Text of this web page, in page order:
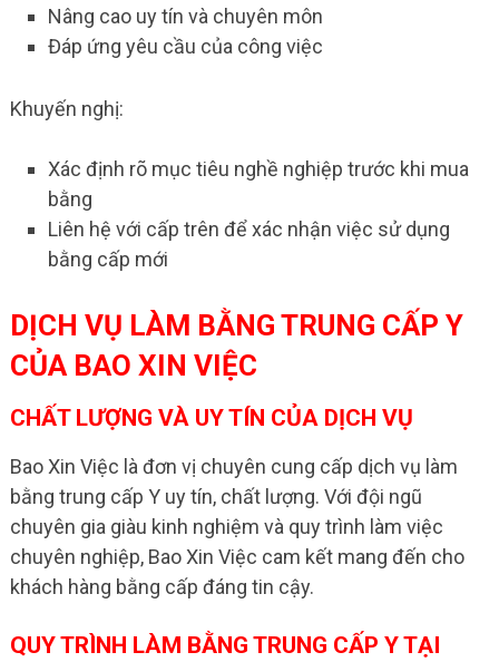
Nâng cao uy tín và chuyên môn
Đáp ứng yêu cầu của công việc
Khuyến nghị:
Xác định rõ mục tiêu nghề nghiệp trước khi mua
bằng
Liên hệ với cấp trên để xác nhận việc sử dụng
bằng cấp mới
DỊCH VỤ LÀM BẰNG TRUNG CẤP Y
CỦA BAO XIN VIỆC
CHẤT LƯỢNG VÀ UY TÍN CỦA DỊCH VỤ
Bao Xin Việc là đơn vị chuyên cung cấp dịch vụ làm
bằng trung cấp Y uy tín, chất lượng. Với đội ngũ
chuyên gia giàu kinh nghiệm và quy trình làm việc
chuyên nghiệp, Bao Xin Việc cam kết mang đến cho
khách hàng bằng cấp đáng tin cậy.
QUY TRÌNH LÀM BẰNG TRUNG CẤP Y TẠI